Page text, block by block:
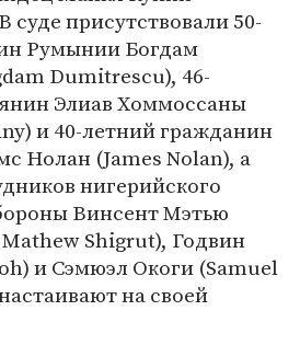
суде присутствовали 50-
Румынии Богдам
Dumitrescu), 46-
Элиав Хоммоссаны
и 40-летний гражданин
Нолан (James Nolan), а
нигерийского
Винсент Мэтью
Shigrut), Годвин
и Сэмюэл Окоги (Samuel
на своей